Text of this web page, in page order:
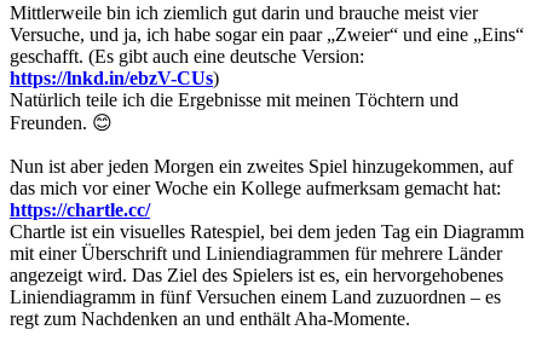
Mittlerweile bin ich ziemlich gut darin und brauche meist vier
Versuche, und ja, ich habe sogar ein paar „Zweier“ und eine „Eins“
geschafft. (Es gibt auch eine deutsche Version:
https://lnkd.in/ebzV-CUs)
Natürlich teile ich die Ergebnisse mit meinen Töchtern und
Freunden. 😊
Nun ist aber jeden Morgen ein zweites Spiel hinzugekommen, auf
das mich vor einer Woche ein Kollege aufmerksam gemacht hat:
https://chartle.cc/
Chartle ist ein visuelles Ratespiel, bei dem jeden Tag ein Diagramm
mit einer Überschrift und Liniendiagrammen für mehrere Länder
angezeigt wird. Das Ziel des Spielers ist es, ein hervorgehobenes
Liniendiagramm in fünf Versuchen einem Land zuzuordnen – es
regt zum Nachdenken an und enthält Aha-Momente.